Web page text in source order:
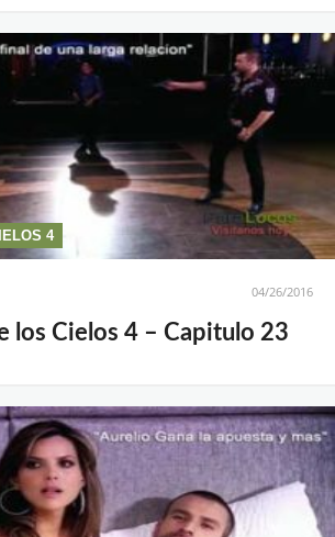
4
04/26/2016
los Cielos 4 – Capitulo 23